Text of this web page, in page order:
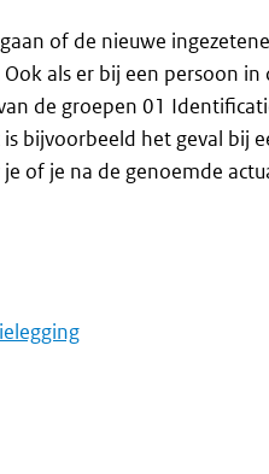
of de nieuwe
als er bij een persoon
de groepen 01
bijvoorbeeld het geval bij
of je na de genoemde